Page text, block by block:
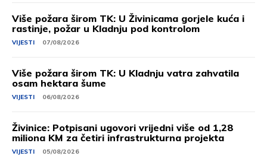
Više požara širom TK: U Živinicama gorjele kuća i
rastinje, požar u Kladnju pod kontrolom
VIJESTI 07/08/2026
Više požara širom TK: U Kladnju vatra zahvatila
osam hektara šume
VIJESTI 06/08/2026
Živinice: Potpisani ugovori vrijedni više od 1,28
miliona KM za četiri infrastrukturna projekta
VIJESTI 05/08/2026